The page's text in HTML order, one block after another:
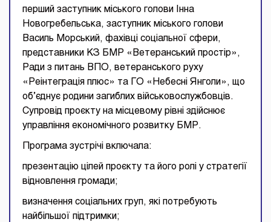
перший заступник міського голови Інна
Новогребельська, заступник міського голови
Василь Морський, фахівці соціальної сфери,
представники КЗ БМР «Ветеранський простір»,
Ради з питань ВПО, ветеранського руху
«Реінтеграція плюс» та ГО «Небесні Янголи», що
об’єднує родини загиблих військовослужбовців.
Супровід проєкту на місцевому рівні здійснює
управління економічного розвитку БМР.
Програма зустрічі включала:
презентацію цілей проєкту та його ролі у стратегії
відновлення громади;
визначення соціальних груп, які потребують
найбільшої підтримки;